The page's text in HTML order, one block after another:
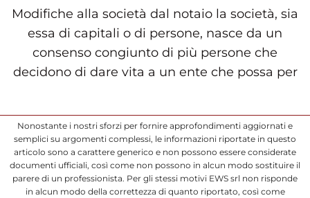
Modifiche alla società dal notaio la società, sia
essa di capitali o di persone, nasce da un
consenso congiunto di più persone che
decidono di dare vita a un ente che possa per
Nonostante i nostri sforzi per fornire approfondimenti aggiornati e
semplici su argomenti complessi, le informazioni riportate in questo
articolo sono a carattere generico e non possono essere considerate
documenti ufficiali, così come non possono in alcun modo sostituire il
parere di un professionista. Per gli stessi motivi EWS srl non risponde
in alcun modo della correttezza di quanto riportato, così come